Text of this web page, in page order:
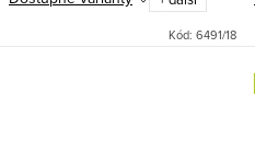
Kód: 6491/18